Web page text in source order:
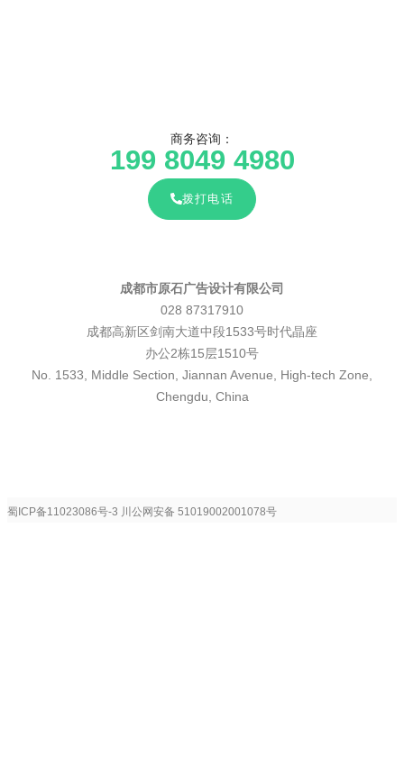
商务咨询：
199 8049 4980
拨打电话
成都市原石广告设计有限公司
028 87317910
成都高新区剑南大道中段1533号时代晶座
办公2栋15层1510号
No. 1533, Middle Section, Jiannan Avenue, High-tech Zone,
Chengdu, China
蜀ICP备11023086号-3 川公网安备 51019002001078号